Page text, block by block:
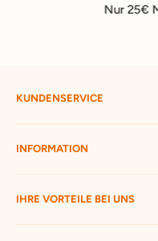
Nur 25€
KUNDENSERVICE
Mein Konto
Widerruf starten
Bestellung verfolgen
Passwort vergessen
Kontakt
INFORMATION
Versandbedingungen
Ratgeber
Hofmax stellt sich vor
IHRE VORTEILE BEI UNS
ca. 3.500 Produkte zur